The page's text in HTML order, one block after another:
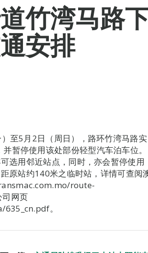
竹湾马路
安排
至5月2日（周日），路环竹湾马路实
暂停使用该处部份轻型汽车泊车位。
选用邻近站点，同时，亦会暂停使用
原站约140米之临时站，详情可查阅
route-
网页
。